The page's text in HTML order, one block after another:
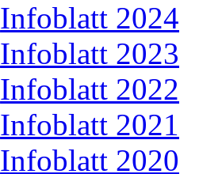
Infoblatt 2024
Infoblatt 2023
Infoblatt 2022
Infoblatt 2021
Infoblatt 2020